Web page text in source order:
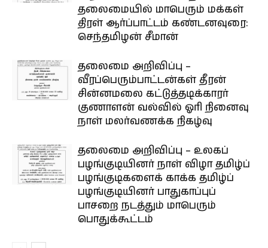
தலைமையில் மாபெரும் மக்கள்
திரள் ஆர்ப்பாட்டம் கண்டனவுரை:
செந்தமிழன் சீமான்
தலைமை அறிவிப்பு –
வீரப்பெரும்பாட்டன்கள் தீரன்
சின்னமலை கட்டுத்தடிக்காரர்
குணாளன் வல்வில் ஓரி நினைவு
நாள் மலர்வணக்க நிகழ்வு
தலைமை அறிவிப்பு – உலகப்
பழங்குடியினர் நாள் விழா தமிழ்ப்
பழங்குடிகளைக் காக்க தமிழ்ப்
பழங்குடியினர் பாதுகாப்புப்
பாசறை நடத்தும் மாபெரும்
பொதுக்கூட்டம்